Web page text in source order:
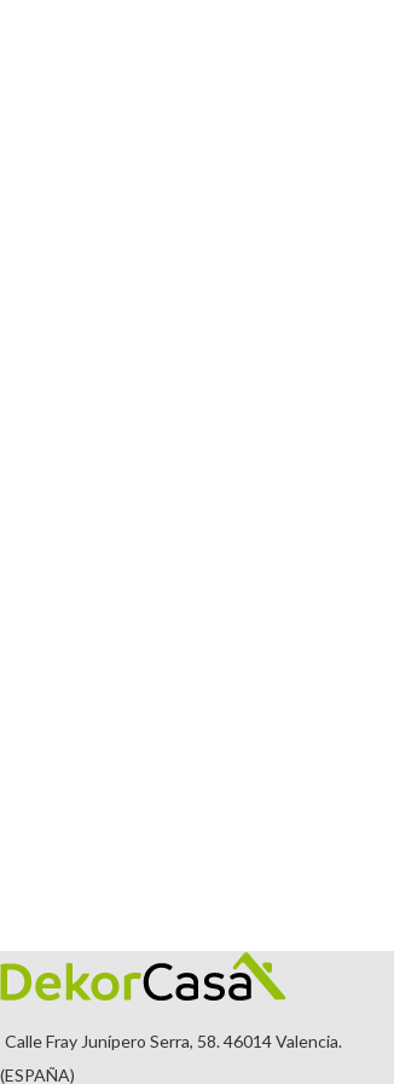
Calle Fray Junípero Serra, 58. 46014 Valencia.
(ESPAÑA)